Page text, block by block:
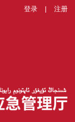
登录 | 注册